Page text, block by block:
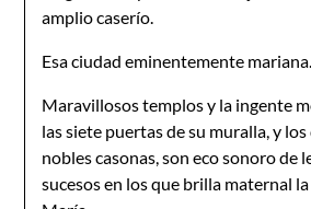
amplio caserío.
Esa ciudad eminentemente mariana.
Maravillosos templos y la ingente
las siete puertas de su muralla, y
nobles casonas, son eco sonoro de
sucesos en los que brilla maternal